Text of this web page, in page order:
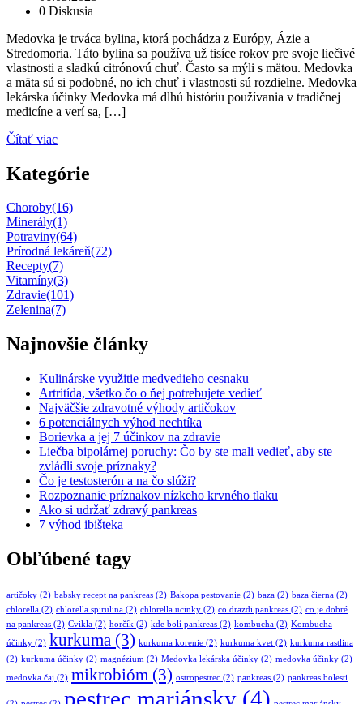
0 Diskusia
Medovka je trváca bylina, ktorá pochádza z Európy, Ázie a
Stredomoria. Táto bylina sa používa už tisíce rokov pre svoje liečivé
vlastnosti a sladkú citrónovú chuť. Často sa mýli s mätou. Medovka
a mäta sú si podobné, no ich chuť i vlastnosti sú rozdielne. Medovka
lekárska účinky Medovka má dlhú históriu používania v tradičnej
medicíne a verí sa, […]
Čítať viac
Kategórie
Choroby(16)
Minerály(1)
Potraviny(64)
Prírodná lekáreň(72)
Recepty(7)
Vitamíny(3)
Zdravie(101)
Zelenina(7)
Najnovšie články
Kulinárske využitie medvedieho cesnaku
Artritída, všetko čo o ňej potrebujete vedieť
Najväčšie zdravotné výhody artičokov
6 potenciálnych výhod nechtíka
Borievka a jej 7 účinkov na zdravie
Liečba bipolárnej poruchy: Čo by ste mali vedieť, aby ste
zvládli svoje príznaky?
Čo je testosterón a na čo slúži?
Rozpoznanie príznakov nízkeho krvného tlaku
Ako si udržať zdravý pankreas
7 výhod ibišteka
Obľúbené tagy
artičoky (2) babsky recept na pankreas (2) Bakopa pestovanie (2) baza (2) baza čierna (2)
chlorella (2) chlorella spirulina (2) chlorella ucinky (2) co drazdi pankreas (2) co je dobré
na pankreas (2) Cvikla (2) horčík (2) kde bolí pankreas (2) kombucha (2) Kombucha
účinky (2) kurkuma (3) kurkuma korenie (2) kurkuma kvet (2) kurkuma rastlina
(2) kurkuma účinky (2) magnézium (2) Medovka lekárska účinky (2) medovka účinky (2)
medovka čaj (2) mikrobióm (3) ostropestrec (2) pankreas (2) pankreas bolesti
pestrec mariánsky (4)